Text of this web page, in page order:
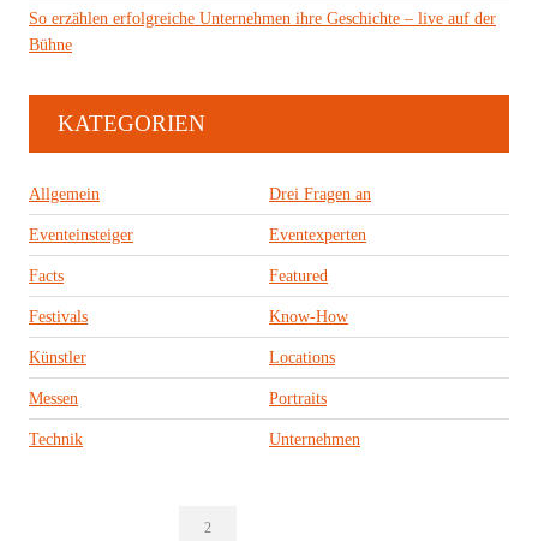
So erzählen erfolgreiche Unternehmen ihre Geschichte – live auf der
Bühne
KATEGORIEN
Allgemein Drei Fragen an
Eventeinsteiger Eventexperten
Facts Featured
Festivals Know-How
Künstler Locations
Messen Portraits
Technik Unternehmen
2